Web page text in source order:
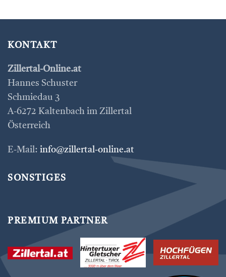
KONTAKT
Zillertal-Online.at
Hannes Schuster
Schmiedau 3
A-6272 Kaltenbach im Zillertal
Österreich
E-Mail: info@zillertal-online.at
SONSTIGES
PREMIUM PARTNER